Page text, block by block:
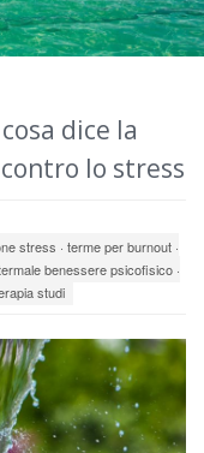
dice la
lo stress
stress · terme per burnout ·
benessere psicofisico ·
studi